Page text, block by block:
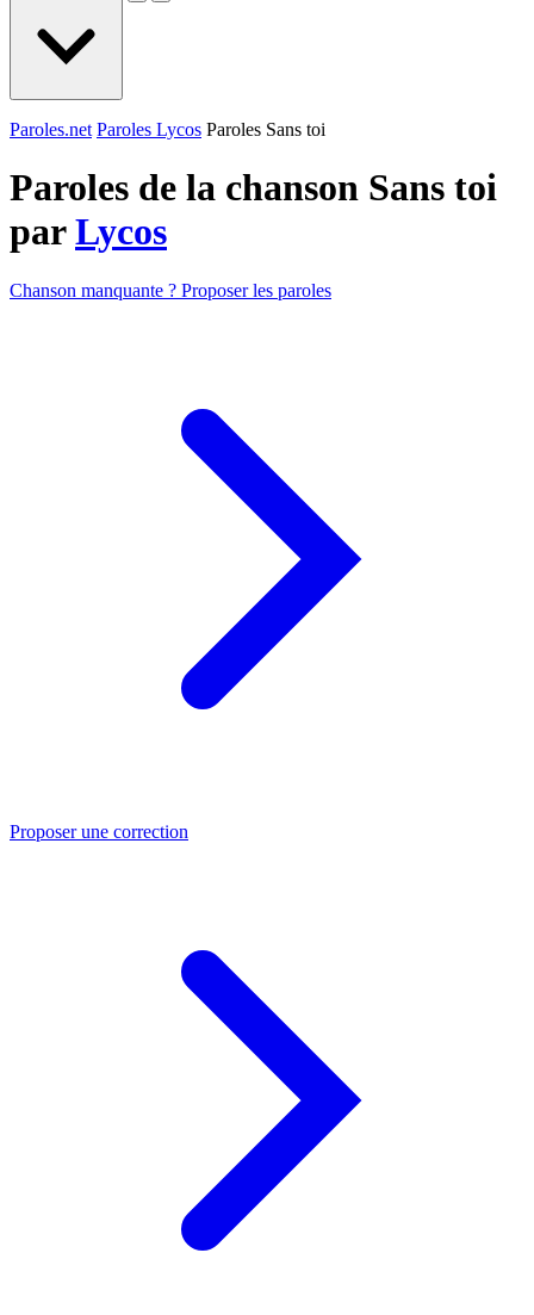
Paroles.net Paroles Lycos Paroles Sans toi
Paroles de la chanson Sans toi
parLycos
Chanson manquante ? Proposer les paroles
Proposer une correction